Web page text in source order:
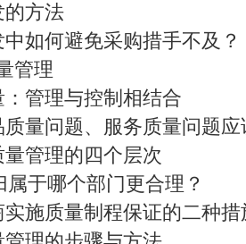
的方法
如何避免采购措手不及？
管理
管理与控制相结合
量问题、服务质量问题
管理的四个层次
属于哪个部门更合理？
实施质量制程保证的二种措